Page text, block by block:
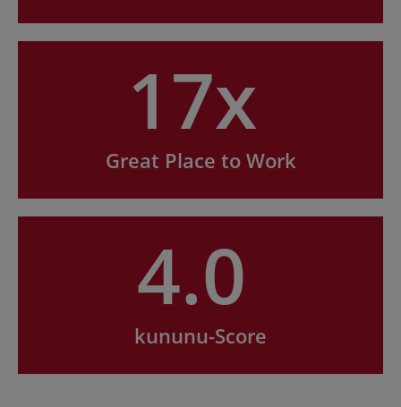
17x
Great Place to Work
4.0
kununu-Score